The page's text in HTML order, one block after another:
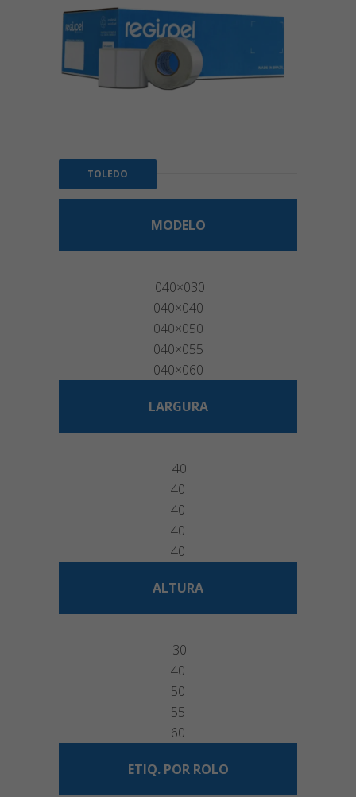
TOLEDO
MODELO
040×030
040×040
040×050
040×055
040×060
LARGURA
40
40
40
40
40
ALTURA
30
40
50
55
60
ETIQ. POR ROLO